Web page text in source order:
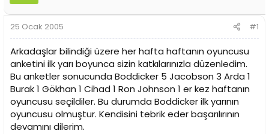
B
a
ş
a
t
a
n
g
ı
ç
a
r
i
h
i
25 Ocak 2005 #1
Arkadaşlar bilindiği üzere her hafta haftanın oyuncusu
anketini ilk yarı boyunca sizin katkılarınızla düzenledim.
Bu anketler sonucunda Boddicker 5 Jacobson 3 Arda 1
Burak 1 Gökhan 1 Cihad 1 Ron Johnson 1 er kez haftanın
oyuncusu seçildiler. Bu durumda Boddicker ilk yarının
oyuncusu olmuştur. Kendisini tebrik eder başarılırının
devamını dilerim.